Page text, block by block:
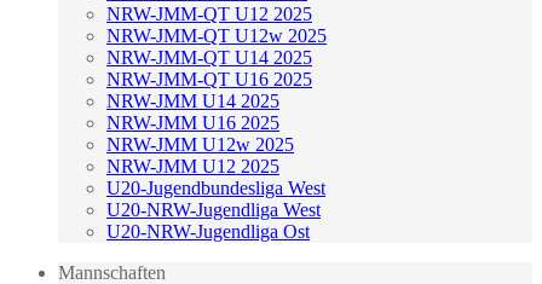
NRW-JMM-QT U12 2025
NRW-JMM-QT U12w 2025
NRW-JMM-QT U14 2025
NRW-JMM-QT U16 2025
NRW-JMM U14 2025
NRW-JMM U16 2025
NRW-JMM U12w 2025
NRW-JMM U12 2025
U20-Jugendbundesliga West
U20-NRW-Jugendliga West
U20-NRW-Jugendliga Ost
Mannschaften